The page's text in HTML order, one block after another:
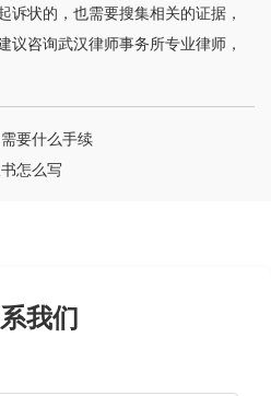
诉状的，也需要搜集相关的证据，
议咨询武汉律师事务所专业律师，
要什么手续
怎么写
我们